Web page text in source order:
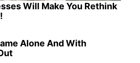
Will Make You Rethink
Alone And With